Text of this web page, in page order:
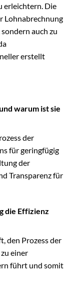
erleichtern. Die
Lohnabrechnung
auch zu
erstellt
warum ist sie
der
für geringfügig
der
Transparenz für
die Effizienz
den Prozess der
einer
führt und somit